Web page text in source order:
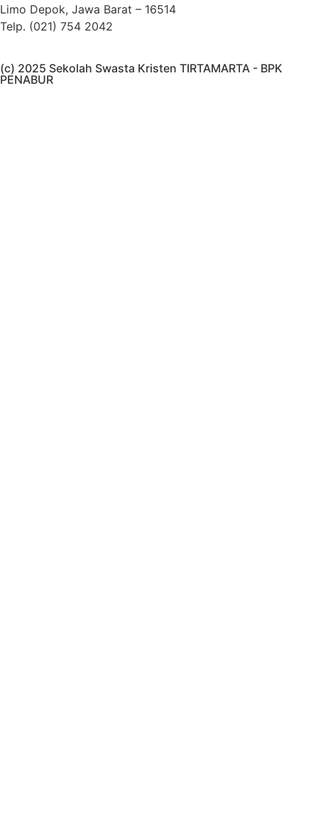
Limo Depok, Jawa Barat – 16514
Telp. (021) 754 2042
(c) 2025 Sekolah Swasta Kristen TIRTAMARTA - BPK
PENABUR